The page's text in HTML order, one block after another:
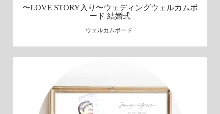
〜LOVE STORY入り〜ウェディングウェルカムボ
ード 結婚式
ウェルカムボード